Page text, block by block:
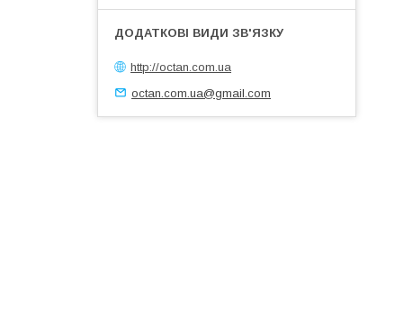
http://octan.com.ua
octan.com.ua@gmail.com